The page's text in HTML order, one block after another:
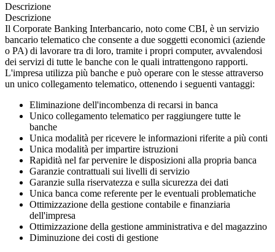
Descrizione
Descrizione
Il Corporate Banking Interbancario, noto come CBI, è un servizio
bancario telematico che consente a due soggetti economici (aziende
o PA) di lavorare tra di loro, tramite i propri computer, avvalendosi
dei servizi di tutte le banche con le quali intrattengono rapporti.
L'impresa utilizza più banche e può operare con le stesse attraverso
un unico collegamento telematico, ottenendo i seguenti vantaggi:
Eliminazione dell'incombenza di recarsi in banca
Unico collegamento telematico per raggiungere tutte le
banche
Unica modalità per ricevere le informazioni riferite a più conti
Unica modalità per impartire istruzioni
Rapidità nel far pervenire le disposizioni alla propria banca
Garanzie contrattuali sui livelli di servizio
Garanzie sulla riservatezza e sulla sicurezza dei dati
Unica banca come referente per le eventuali problematiche
Ottimizzazione della gestione contabile e finanziaria
dell'impresa
Ottimizzazione della gestione amministrativa e del magazzino
Diminuzione dei costi di gestione